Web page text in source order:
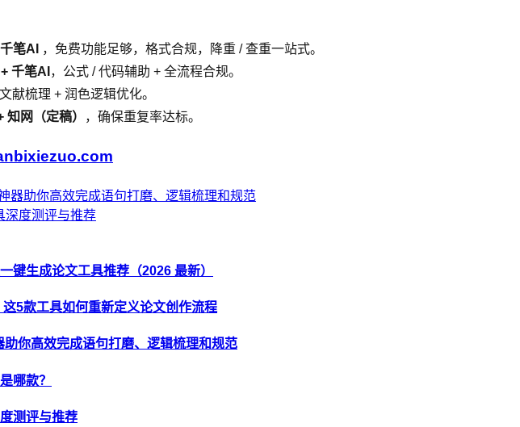
千笔AI
，免费功能足够，格式合规，降重 / 查重一站式。
千笔AI ，公式 / 代码辅助 + 全流程合规。
献梳理 + 润色逻辑优化。
网（定稿） ，确保重复率达标。
器助你高效完成语句打磨、逻辑梳理和规范
深度测评与推荐
键生成论文工具推荐（2026 最新）
5款工具如何重新定义论文创作流程
你高效完成语句打磨、逻辑梳理和规范
哪款？
测评与推荐